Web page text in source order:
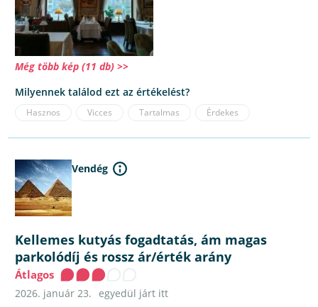
Még több kép (11 db) >>
Milyennek találod ezt az értékelést?
Hasznos Vicces Tartalmas Érdekes
Vendég
Kellemes kutyás fogadtatás, ám magas
parkolódíj és rossz ár/érték arány
Átlagos
2026. január 23.
egyedül járt itt